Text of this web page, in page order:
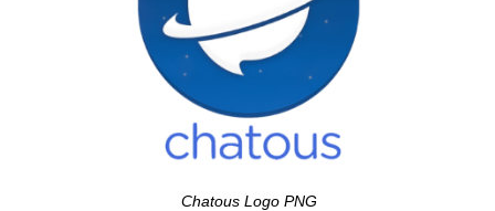
Chatous Logo PNG